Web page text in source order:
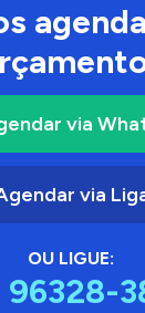
via
via
OU LIGUE:
96328-